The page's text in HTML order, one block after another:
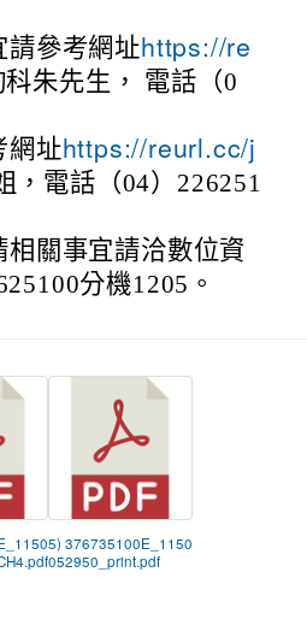
請參考網址https://re
朱先生， 電話（0
網址https://reurl.cc/j
，電話（04）226251
關事宜請洽數位資
分機1205。
5) 376735100E_1150
052950_print.pdf